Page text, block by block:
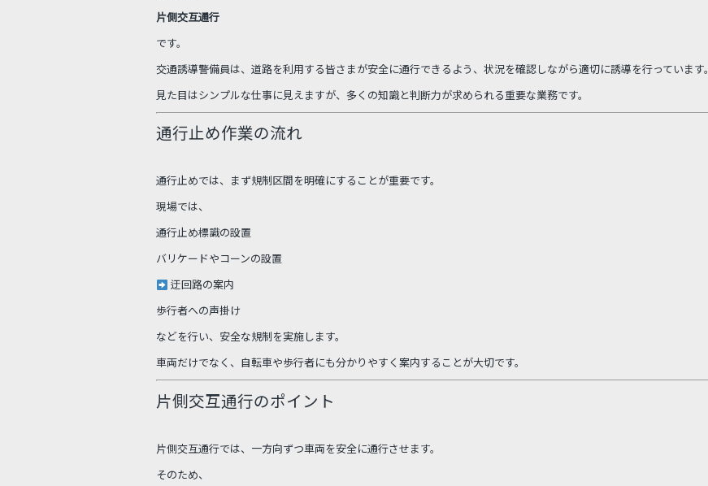
片側交互通行
です。
交通誘導警備員は、道路を利用する皆さまが安全に通行できるよう、状況を確認しながら適切に誘導を行っています。
見た目はシンプルな仕事に見えますが、多くの知識と判断力が求められる重要な業務です。
通行止め作業の流れ
通行止めでは、まず規制区間を明確にすることが重要です。
現場では、
通行止め標識の設置
バリケードやコーンの設置
迂回路の案内
歩行者への声掛け
などを行い、安全な規制を実施します。
車両だけでなく、自転車や歩行者にも分かりやすく案内することが大切です。
片側交互通行のポイント
片側交互通行では、一方向ずつ車両を安全に通行させます。
そのため、